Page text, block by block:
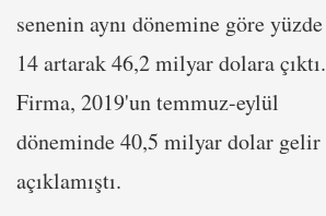
senenin aynı dönemine göre yüzde
14 artarak 46,2 milyar dolara çıktı.
Firma, 2019'un temmuz-eylül
döneminde 40,5 milyar dolar gelir
açıklamıştı.